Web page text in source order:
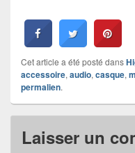
Cet article a été posté dans
accessoire, audio, casque,
permalien.
Laisser un